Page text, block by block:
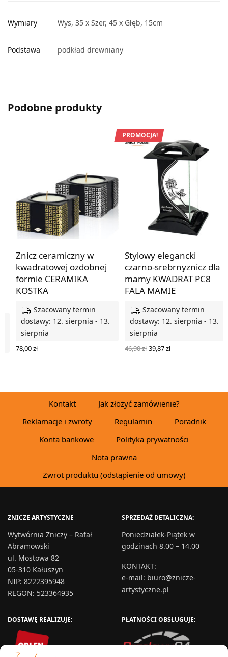
Wymiary Wys, 35 x Szer, 45 x Głęb, 15cm
Podstawa podkład drewniany
Podobne produkty
Znicz ceramiczny w
kwadratowej ozdobnej
formie CERAMIKA
KOSTKA
Szacowany termin
dostawy: 12. sierpnia - 13.
sierpnia
78,00zł
PROMOCJA!
Stylowy elegancki
czarno-srebrnyznicz dla
mamy KWADRAT PC8
FALA MAMIE
Szacowany termin
dostawy: 12. sierpnia - 13.
sierpnia
46,90zł Pierwotna
cena
39,87złAktualna
Kontakt
Jak złożyć zamówienie?
Reklamacje i zwroty
Regulamin
Poradnik
Konta bankowe
Polityka prywatności
Nota prawna
Zwrot produktu (odstąpienie od umowy)
ZNICZE ARTYSTYCZNE
Wytwórnia Zniczy – Rafał
Abramowski
ul. Mostowa 82
05-310 Kałuszyn
NIP: 8222395948
REGON: 523364935
SPRZEDAŻ DETALICZNA:
Poniedziałek-Piątek w
godzinach 8.00 – 14.00
KONTAKT:
e-mail: biuro@znicze-
artystyczne.pl
DOSTAWĘ REALIZUJE: PŁATNOŚCI OBSŁUGUJE: